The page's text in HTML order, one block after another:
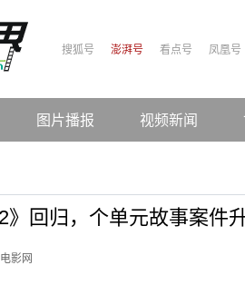
搜狐号 澎湃号 看点号 凤凰号
图片播报 视频新闻
》回归，个单元故事案件
影网